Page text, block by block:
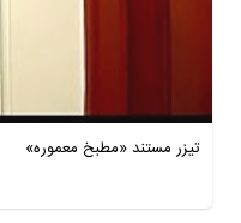
تیزر مستند «مطبخ معموره»